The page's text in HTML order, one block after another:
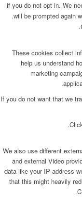
if you do not opt in. We
will be prompted again
These cookies collect
help us understand
marketing
If you do not want that we
We also use different
and external Video
data like your IP address
that this might heavily